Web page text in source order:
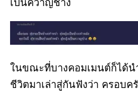
เป็นควาญช้าง​
ในขณะที่บางคอมเมนต์ก็ได้
ชีวิตมาเล่าสู่กันฟังว่า ครอบค